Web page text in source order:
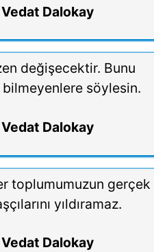
Vedat Dalokay
değişecektir. Bunu
söylesin.
Vedat Dalokay
toplumumuzun gerçek
yıldıramaz.
Vedat Dalokay